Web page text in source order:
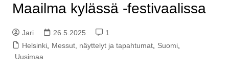
Maailma kylässä -festivaalissa
Jari 26.5.2025
1
Helsinki, Messut, näyttelyt ja tapahtumat, Suomi,
Uusimaa